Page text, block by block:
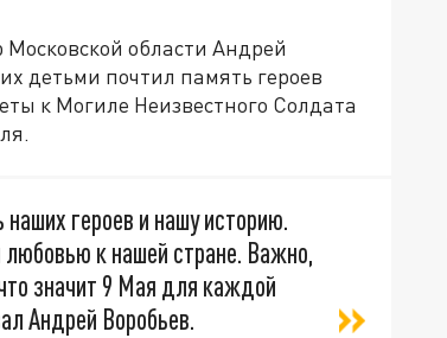
области Андрей
детьми почтил память героев
к Могиле Неизвестного Солдата
героев и нашу историю.
к нашей стране. Важно,
значит 9 Мая для каждой
Андрей Воробьев.